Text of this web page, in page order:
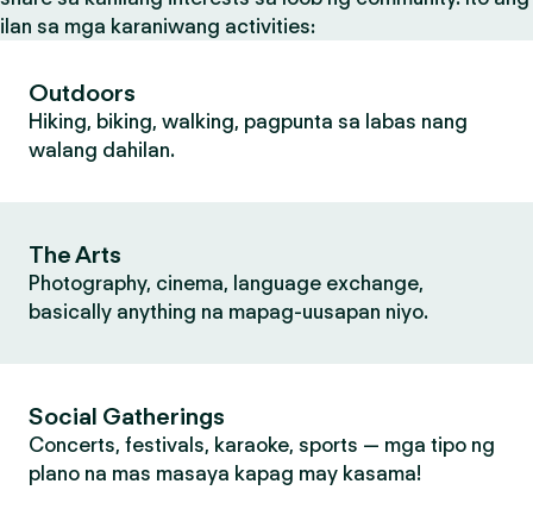
ilan sa mga karaniwang activities:
Outdoors
Hiking, biking, walking, pagpunta sa labas nang
walang dahilan.
The Arts
Photography, cinema, language exchange,
basically anything na mapag-uusapan niyo.
Social Gatherings
Concerts, festivals, karaoke, sports — mga tipo ng
plano na mas masaya kapag may kasama!